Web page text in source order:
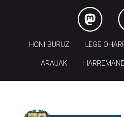
HONI BURUZ LEGE
ARAUAK